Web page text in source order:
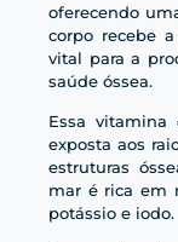
oferecendo
corpo recebe
vital para a
saúde óssea.
Essa
exposta aos
estruturas
mar é rica em
potássio e iodo.